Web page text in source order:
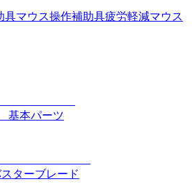
具マウス操作補助具疲労軽減マウス
基本パーツ
ターブレード